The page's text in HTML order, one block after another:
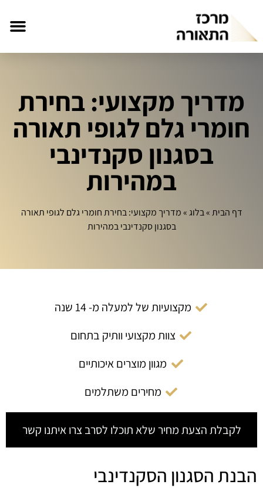
מדריך מקצועי: בחירת
חומרי גלם לגופי תאורה
בסגנון סקנדינבי
במהירות
דף הבית»בלוג»מדריך מקצועי: בחירת חומרי גלם לגופי תאורה
בסגנון סקנדינבי במהירות
מקצועיות של למעלה מ- 14 שנה
צוות מקצועי וותיק בתחום
מגוון מוצרים איכותיים
מחירים משתלמים
לקבלת הצעת מחיר שלא תוכלו לסרב צרו איתנו קשר
הבנת הסגנון הסקנדינבי